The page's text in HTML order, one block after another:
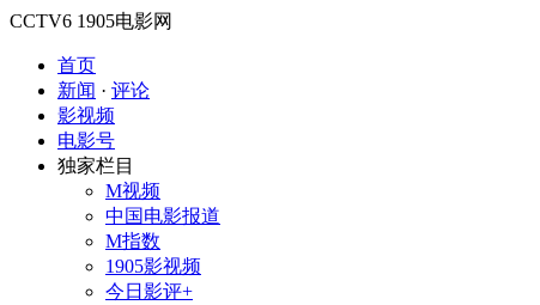
CCTV6 1905电影网
首页
新闻 · 评论
影视频
电影号
独家栏目
M视频
中国电影报道
M指数
1905影视频
今日影评+